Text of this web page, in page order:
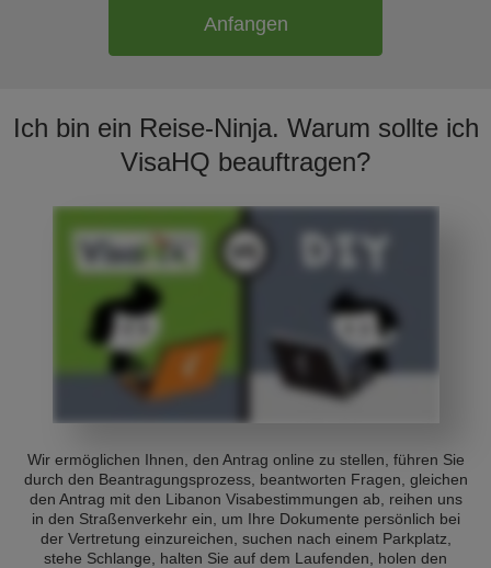
Anfangen
Ich bin ein Reise-Ninja. Warum sollte ich
VisaHQ beauftragen?
Wir ermöglichen Ihnen, den Antrag online zu stellen, führen Sie
durch den Beantragungsprozess, beantworten Fragen, gleichen
den Antrag mit den Libanon Visabestimmungen ab, reihen uns
in den Straßenverkehr ein, um Ihre Dokumente persönlich bei
der Vertretung einzureichen, suchen nach einem Parkplatz,
stehe Schlange, halten Sie auf dem Laufenden, holen den